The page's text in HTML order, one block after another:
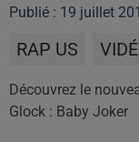
Publié : 19 juillet
RAP US
Découvrez le
Glock : Baby Joker